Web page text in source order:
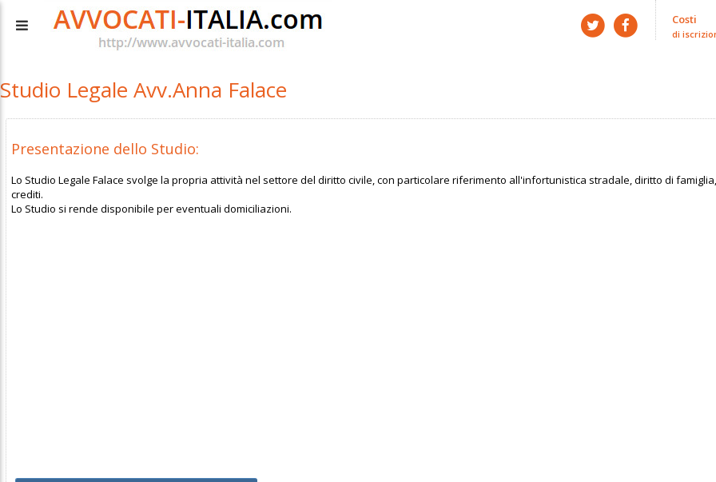
Costi
di
Studio Legale Avv.Anna Falace
Presentazione dello Studio:
Lo Studio Legale Falace svolge la propria attività nel settore del diritto civile, con particolare riferimento all'infortunistica stradale, diritto di
crediti.
Lo Studio si rende disponibile per eventuali domiciliazioni.